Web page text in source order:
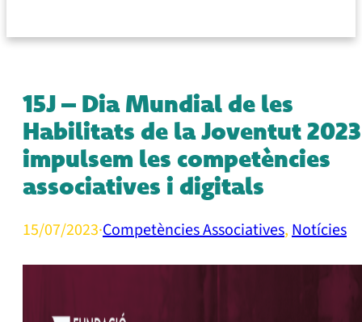
15J – Dia Mundial de les
Habilitats de la Joventut
impulsem les competències
associatives i digitals
15/07/2023·Competències Associatives,Notícies